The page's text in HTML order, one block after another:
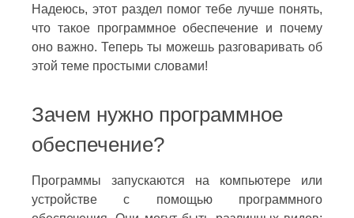
Надеюсь, этот раздел помог тебе лучше понять,
что такое программное обеспечение и почему
оно важно. Теперь ты можешь разговаривать об
этой теме простыми словами!
Зачем нужно программное
обеспечение?
Программы запускаются на компьютере или
устройстве с помощью программного